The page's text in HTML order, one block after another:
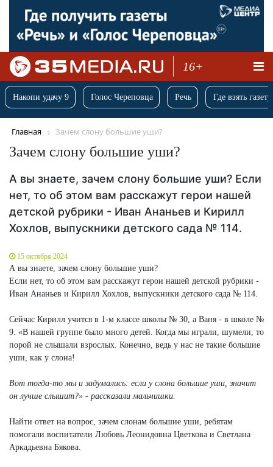
16+
Накопи удачу 9 Голос Череповца Речь Где взять
Главная Зачем слону большие уши?
Зачем слону большие уши?
А вы знаете, зачем слону большие уши? Если
нет, то об этом вам расскажут герои нашей
детской рубрики - Иван Ананьев и Кирилл
Хохлов, выпускники детского сада № 114.
15 октября 2024
А вы знаете, зачем слону большие уши?
Если нет, то об этом вам расскажут герои нашей детской рубрики -
Иван Ананьев и Кирилл Хохлов, выпускники детского сада № 114.
Сейчас Кирилл учится в 1-м классе школы № 30, а Ваня - в школе №
9. «В нашей группе было много детей. Когда мы играли, шумели, то
порой не слышали взрослых. Конечно, ведь у нас не такие большие
уши, как у слона!
Вот тогда-то мы и задумались: если у слона большие уши, значит
он лучше слышит?» - рассказали мальчишки.
Найти ответ на вопрос, зачем слонам большие уши, ребятам
помогали воспитатели Любовь Леонидовна Цветкова и Светлана
Аркадьевна Бякова.